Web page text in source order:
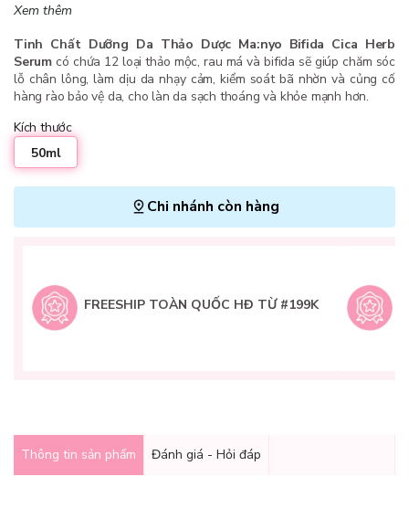
Xem thêm
Tinh Chất Dưỡng Da Thảo Dược Ma:nyo Bifida Cica Herb
Serum có chứa 12 loại thảo mộc, rau má và bifida sẽ giúp chăm sóc
lỗ chân lông, làm dịu da nhạy cảm, kiểm soát bã nhờn và củng cố
hàng rào bảo vệ da, cho làn da sạch thoáng và khỏe mạnh hơn.
Kích thước
50ml
Chi nhánh còn hàng
FREESHIP TOÀN QUỐC HĐ TỪ #199K
Thông tin sản phẩm Đánh giá - Hỏi đáp